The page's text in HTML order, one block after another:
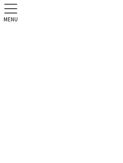
MENU